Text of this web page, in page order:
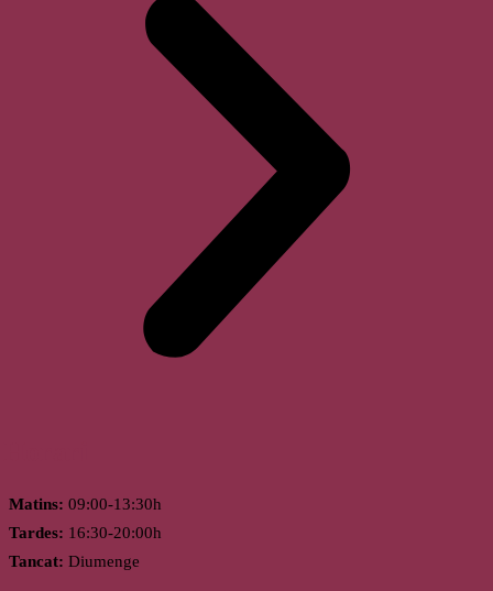
Matins: 09:00-13:30h
Tardes: 16:30-20:00h
Tancat: Diumenge